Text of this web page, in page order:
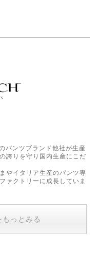
パンツブランド他社が生産
誇りを守り国内生産にこだ
やイタリア生産のパンツ専
ァクトリーに成長していま
もっとみる